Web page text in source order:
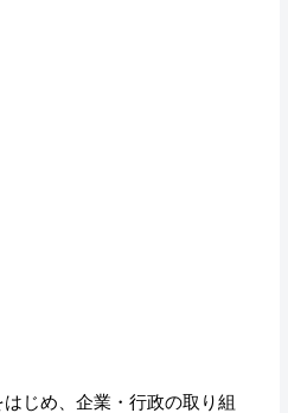
じめ、企業・行政の取り組